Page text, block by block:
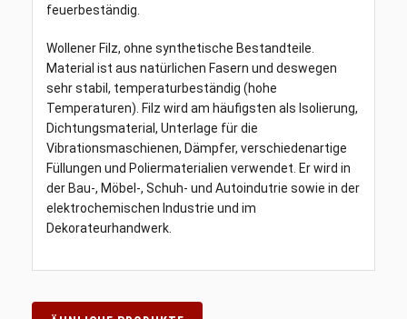
feuerbeständig.
Wollener Filz, ohne synthetische Bestandteile.
Material ist aus natürlichen Fasern und deswegen
sehr stabil, temperaturbeständig (hohe
Temperaturen). Filz wird am häufigsten als Isolierung,
Dichtungsmaterial, Unterlage für die
Vibrationsmaschienen, Dämpfer, verschiedenartige
Füllungen und Poliermaterialien verwendet. Er wird in
der Bau-, Möbel-, Schuh- und Autoindutrie sowie in der
elektrochemischen Industrie und im
Dekorateurhandwerk.